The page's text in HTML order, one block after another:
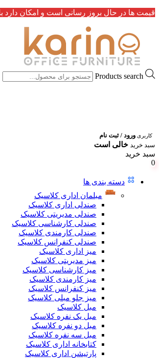
قیمت ها در حال بروز رسانی است و امکان دارد
Products search
کاربری ورود / ثبت نام
سبد خرید خالی است
سبد خرید
0
دسته بندی ها
مبلمان اداری کلاسیک
صندلی اداری کلاسیک
صندلی مدیریتی کلاسیک
صندلی کارشناسی کلاسیک
صندلی کارمندی کلاسیک
صندلی کنفرانس کلاسیک
میز اداری کلاسیک
میز مدیریتی کلاسیک
میز کارشناسی کلاسیک
میز کارمندی کلاسیک
میز کنفرانس کلاسیک
میز جلو مبلی کلاسیک
مبل کلاسیک
مبل یک نفره کلاسیک
مبل دو نفره کلاسیک
مبل سه نفره کلاسیک
کتابخانه اداری کلاسیک
پارتیشن اداری کلاسیک